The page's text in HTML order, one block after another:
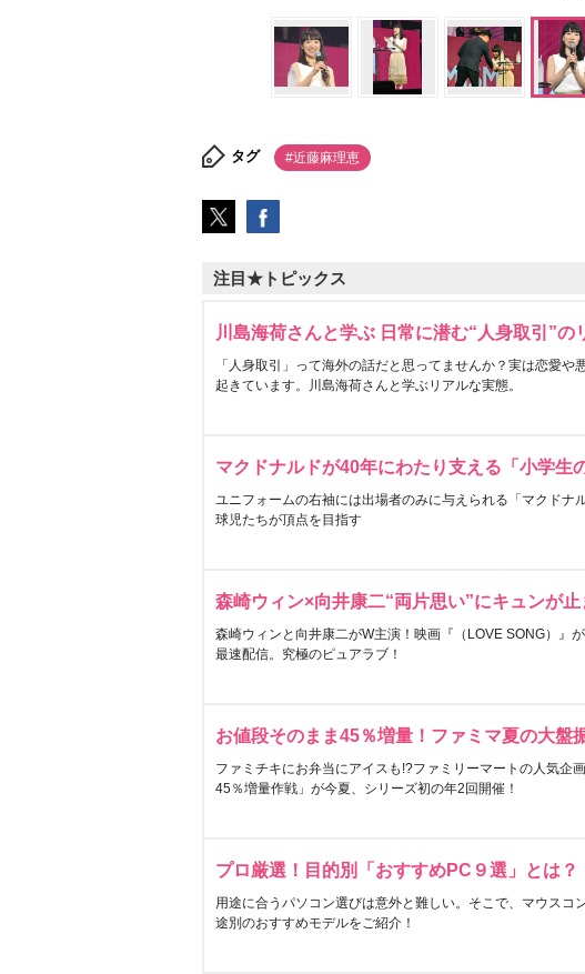
タグ #近藤麻理恵
注目★トピックス
川島海荷さんと学ぶ 日常に潜む“人身取引”の
「人身取引」って海外の話だと思ってませんか？実は恋愛や
起きています。川島海荷さんと学ぶリアルな実態。
マクドナルドが40年にわたり支える「小学生
ユニフォームの右袖には出場者のみに与えられる「マクドナ
球児たちが頂点を目指す
森崎ウィン×向井康二“両片思い”にキュンが止
森崎ウィンと向井康二がW主演！映画『（LOVE SONG）』
最速配信。究極のピュアラブ！
お値段そのまま45％増量！ファミマ夏の大盤
ファミチキにお弁当にアイスも!?ファミリーマートの人気企
45％増量作戦」が今夏、シリーズ初の年2回開催！
プロ厳選！目的別「おすすめPC９選」とは？
用途に合うパソコン選びは意外と難しい。そこで、マウスコ
途別のおすすめモデルをご紹介！